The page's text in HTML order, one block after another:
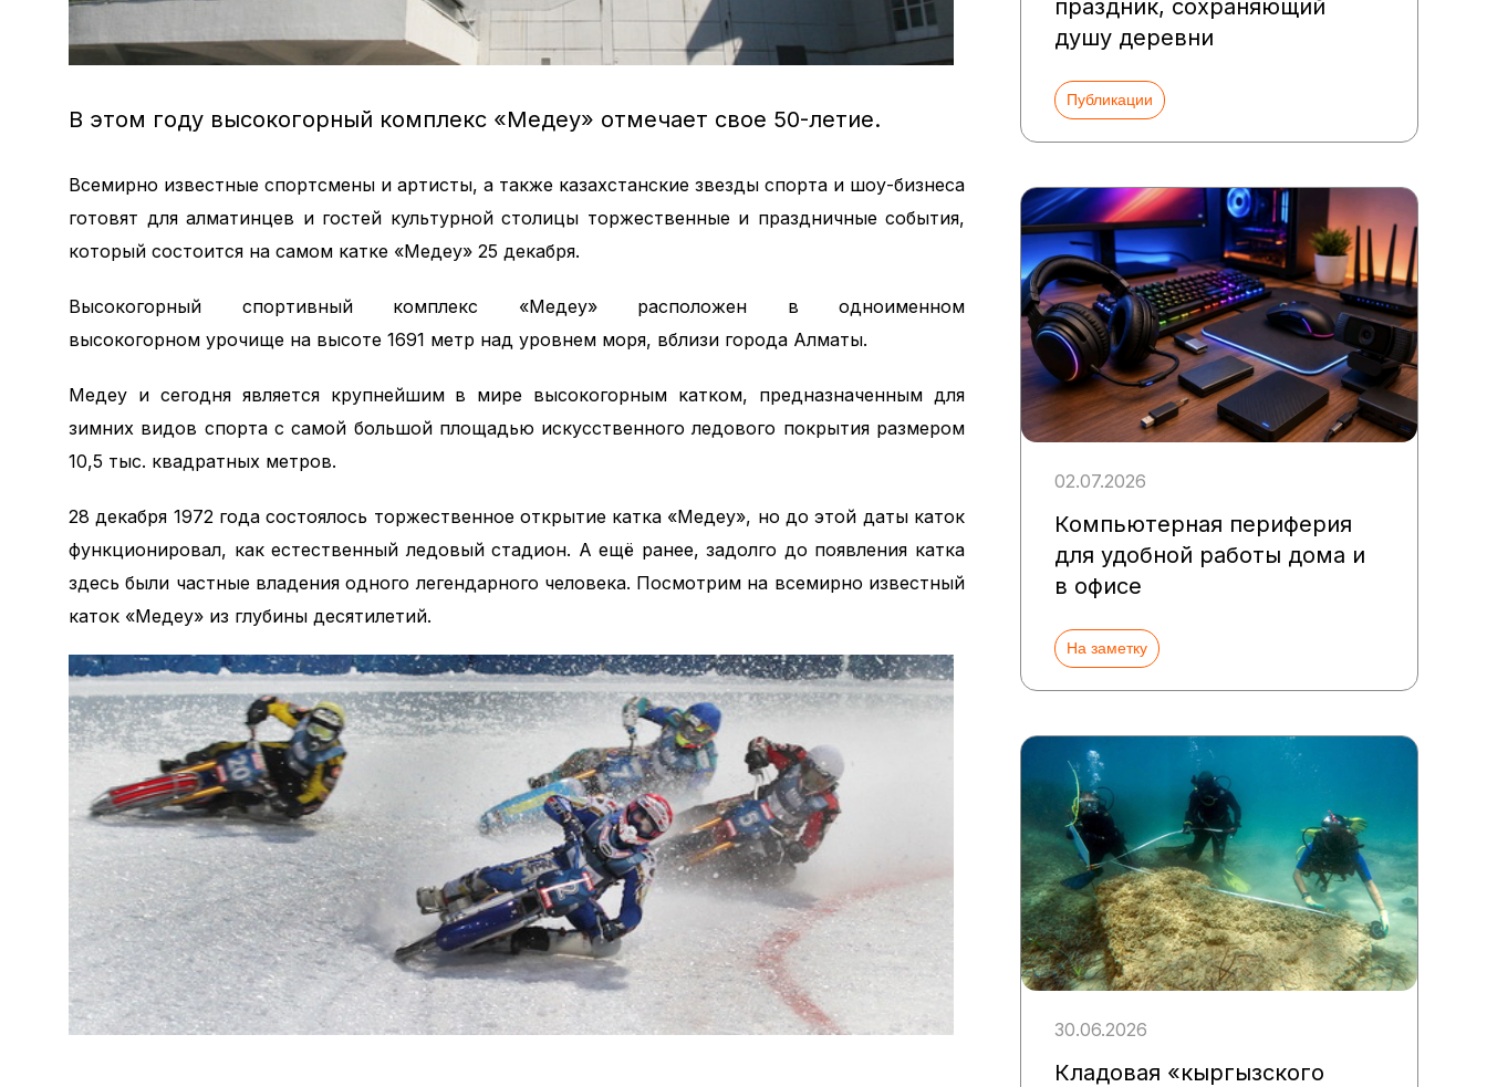
В этом году высокогорный комплекс «Медеу» отмечает свое 50-летие.
Всемирно известные спортсмены и артисты, а также казахстанские звезды спорта и шоу-бизнеса
готовят для алматинцев и гостей культурной столицы торжественные и праздничные события,
который состоится на самом катке «Медеу» 25 декабря.
Высокогорный спортивный комплекс «Медеу» расположен в одноименном
высокогорном урочище на высоте 1691 метр над уровнем моря, вблизи города Алматы.
Медеу и сегодня является крупнейшим в мире высокогорным катком, предназначенным для
зимних видов спорта с самой большой площадью искусственного ледового покрытия размером
10,5 тыс. квадратных метров.
28 декабря 1972 года состоялось торжественное открытие катка «Медеу», но до этой даты каток
функционировал, как естественный ледовый стадион. А ещё ранее, задолго до появления катка
здесь были частные владения одного легендарного человека. Посмотрим на всемирно известный
каток «Медеу» из глубины десятилетий.
праздник, сохраняющий
душу деревни
Публикации
02.07.2026
Компьютерная периферия
для удобной работы дома и
в офисе
На заметку
30.06.2026
Кладовая «кыргызского